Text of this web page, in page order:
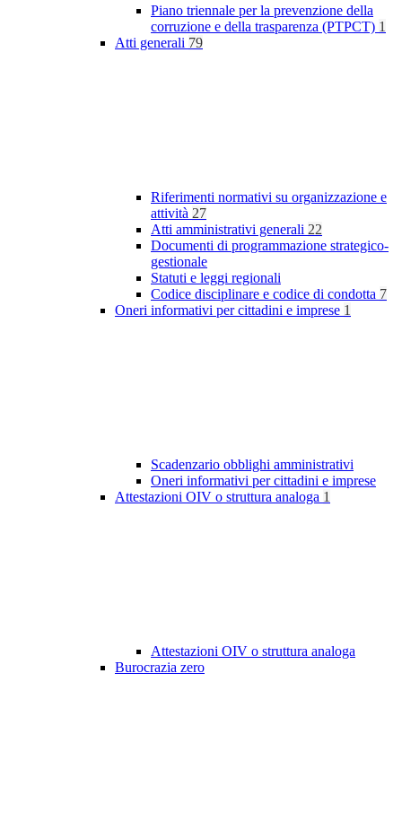
Piano triennale per la prevenzione della
corruzione e della trasparenza (PTPCT) 1
Atti generali 79
Riferimenti normativi su organizzazione e
attività 27
Atti amministrativi generali 22
Documenti di programmazione strategico-
gestionale
Statuti e leggi regionali
Codice disciplinare e codice di condotta 7
Oneri informativi per cittadini e imprese 1
Scadenzario obblighi amministrativi
Oneri informativi per cittadini e imprese
Attestazioni OIV o struttura analoga 1
Attestazioni OIV o struttura analoga
Burocrazia zero